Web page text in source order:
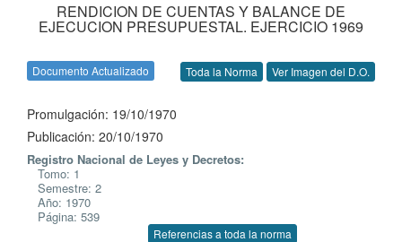
RENDICION DE CUENTAS Y BALANCE DE
EJECUCION PRESUPUESTAL. EJERCICIO 1969
Documento Actualizado Toda la Norma Ver Imagen del D.O.
Promulgación: 19/10/1970
Publicación: 20/10/1970
Registro Nacional de Leyes y Decretos:
Tomo: 1
Semestre: 2
Año: 1970
Página: 539
Referencias a toda la norma